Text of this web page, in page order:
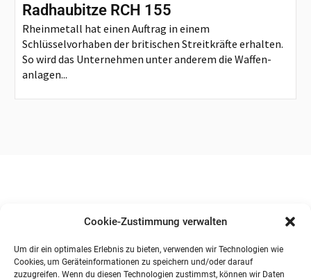
Cookie-Zustimmung verwalten
Um dir ein optimales Erlebnis zu bieten, verwenden wir Technologien wie
Cookies, um Geräteinformationen zu speichern und/oder darauf
zuzugreifen. Wenn du diesen Technologien zustimmst, können wir Daten
Radhaubitze RCH 155
Rheinmetall hat einen Auftrag in einem
Schlüsselvorhaben der britischen Streitkräfte erhalten.
So wird das Unternehmen unter anderem die Waffen-
anlagen...